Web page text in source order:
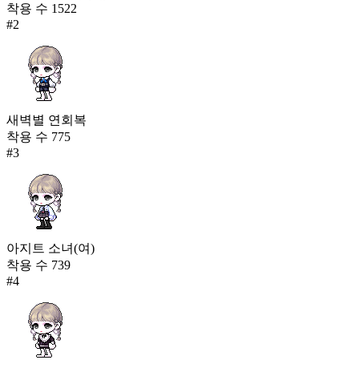
착용 수 1522
#2
새벽별 연회복
착용 수 775
#3
아지트 소녀(여)
착용 수 739
#4